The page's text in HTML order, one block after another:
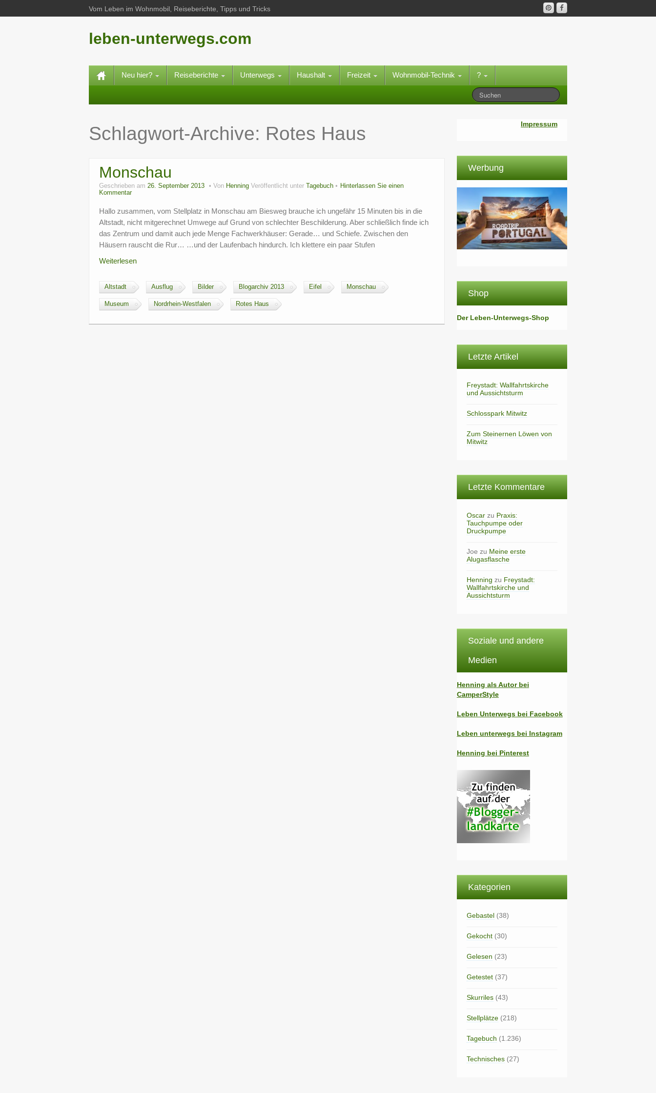
Vom Leben im Wohnmobil, Reiseberichte, Tipps und Tricks
leben-unterwegs.com
Neu hier? Reiseberichte Unterwegs Haushalt Freizeit Wohnmobil-Technik ?
Schlagwort-Archive: Rotes Haus
Monschau
Geschrieben am 26. September 2013 Von Henning Veröffentlicht unter Tagebuch
Hinterlassen Sie einen
Kommentar
Hallo zusammen, vom Stellplatz in Monschau am Biesweg brauche ich ungefähr 15 Minuten bis in die
Altstadt, nicht mitgerechnet Umwege auf Grund von schlechter Beschilderung. Aber schließlich finde ich
das Zentrum und damit auch jede Menge Fachwerkhäuser: Gerade… und Schiefe. Zwischen den
Häusern rauscht die Rur… …und der Laufenbach hindurch. Ich klettere ein paar Stufen
Weiterlesen
Altstadt Ausflug Bilder Blogarchiv 2013 Eifel Monschau
Museum Nordrhein-Westfalen Rotes Haus
Impressum
Werbung
Shop
Der Leben-Unterwegs-Shop
Letzte Artikel
Freystadt: Wallfahrtskirche
und Aussichtsturm
Schlosspark Mitwitz
Zum Steinernen Löwen von
Mitwitz
Letzte Kommentare
Oscarzu Praxis:
Tauchpumpe oder
Druckpumpe
Joe zu Meine erste
Alugasflasche
Henning zu Freystadt:
Wallfahrtskirche und
Aussichtsturm
Soziale und andere
Medien
Henning als Autor bei
CamperStyle
Leben Unterwegs bei Facebook
Leben unterwegs bei Instagram
Henning bei Pinterest
Kategorien
Gebastel(38)
Gekocht(30)
Gelesen (23)
Getestet(37)
Skurriles(43)
Stellplätze(218)
Tagebuch (1.236)
Technisches(27)